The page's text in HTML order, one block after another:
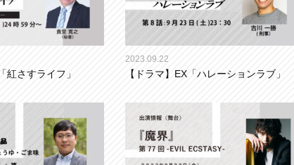
紅さすライフ」
2023.09.22
【ドラマ】EX「ハレーションラブ」